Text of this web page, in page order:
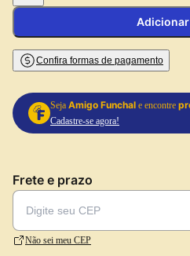
Confira formas de pagamento
Seja Amigo Funchal e encontre
Cadastre-se agora!
Frete e prazo
Não sei meu CEP